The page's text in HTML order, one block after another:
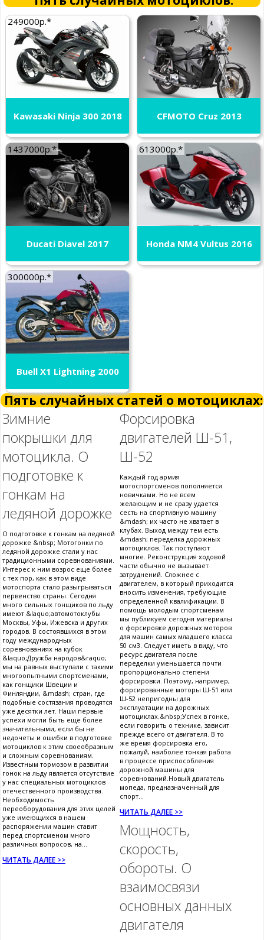
249000р.*
Kawasaki Ninja 300 2018 CFMOTO Cruz 2013
1437000р.*
Ducati Diavel 2017
613000р.*
Honda NM4 Vultus 2016
300000р.*
Buell X1 Lightning 2000
Пять случайных статей о мотоциклах:
Зимние
покрышки для
мотоцикла. О
подготовке к
гонкам на
ледяной дорожке
О подготовке к гонкам на ледяной
дорожке &nbsp; Мотогонки по
ледяной дорожке стали у нас
традиционными соревнованиями.
Интерес к ним возрос еще более
с тех пор, как в этом виде
мотоспорта стало разыгрываться
первенство страны. Сегодня
много сильных гонщиков по льду
имеют &laquo;автомотоклубы
Москвы, Уфы, Ижевска и других
городов. В состоявшихся в этом
году международных
соревнованиях на кубок
&laquo;Дружба народов&raquo;
мы на равных выступали с такими
многоопытными спортсменами,
как гонщики Швеции и
Финляндии, &mdash; стран, где
подобные состязания проводятся
уже десятки лет. Наши первые
успехи могли быть еще более
значительными, если бы не
недочеты и ошибки в подготовке
мотоциклов к этим своеобразным
и сложным соревнованиям.
Известным тормозом в развитии
гонок на льду является отсутствие
у нас специальных мотоциклов
отечественного производства.
Необходимость
переоборудования для этих целей
уже имеющихся в нашем
распоряжении машин ставит
перед спортсменом много
различных вопросов, на...
ЧИТАТЬ ДАЛЕЕ >>
Форсировка
двигателей Ш-51,
Ш-52
Каждый год армия
мотоспортсменов пополняется
новичками. Но не всем
желающим и не сразу удается
сесть на спортивную машину
&mdash; их часто не хватает в
клубах. Выход между тем есть
&mdash; переделка дорожных
мотоциклов. Так поступают
многие. Реконструкция ходовой
части обычно не вызывает
затруднений. Сложнее с
двигателем, в который приходится
вносить изменения, требующие
определенной квалификации. В
помощь молодым спортсменам
мы публикуем сегодня материалы
о форсировке дорожных моторов
для машин самых младшего класса
50 см3. Следует иметь в виду, что
ресурс двигателя после
переделки уменьшается почти
пропорционально степени
форсировки. Поэтому, например,
форсированные моторы Ш-51 или
Ш-52 непригодны для
эксплуатации на дорожных
мотоциклах.&nbsp;Успех в гонке,
если говорить о технике, зависит
прежде всего от двигателя. В то
же время форсировка его,
пожалуй, наиболее тонкая работа
в процессе приспособления
дорожной машины для
соревнований.Новый двигатель
мопеда, предназначенный для
спорт...
ЧИТАТЬ ДАЛЕЕ >>
Мощность,
скорость,
обороты. О
взаимосвязи
основных данных
двигателя